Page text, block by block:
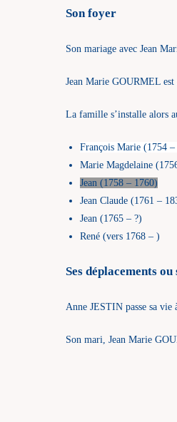
Son foyer
Son mariage avec Jean
Jean Marie GOURMEL est
La famille s’installe alors
François Marie (1754 –
Marie Magdelaine
Jean (1758 – 1760)
Jean Claude (1761 –
Jean (1765 – ?)
René (vers 1768 – )
Ses déplacements
Anne JESTIN passe sa vie
Son mari, Jean Marie